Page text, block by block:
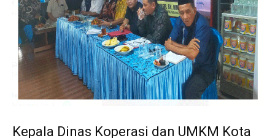
Kepala Dinas Koperasi dan UMKM Kota